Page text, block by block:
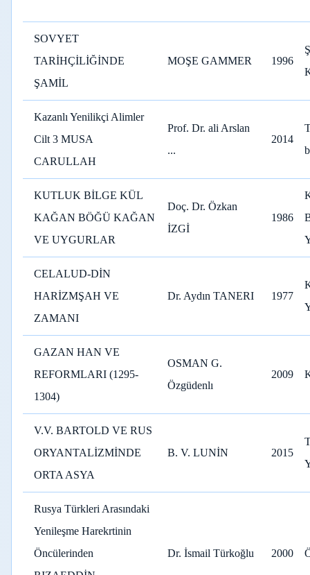
SOVYET
TARİHÇİLİĞİNDE
ŞAMİL
MOŞE GAMMER 1996
Kazanlı Yenilikçi Alimler
Cilt 3 MUSA
CARULLAH
Prof. Dr. ali Arslan
...
2014
KUTLUK BİLGE KÜL
KAĞAN BÖĞÜ KAĞAN
VE UYGURLAR
Doç. Dr. Özkan
İZGİ
1986
CELALUD-DİN
HARİZMŞAH VE
ZAMANI
Dr. Aydın TANERI 1977
GAZAN HAN VE
REFORMLARI (1295-
1304)
OSMAN G.
Özgüdenlı
2009
V.V. BARTOLD VE RUS
ORYANTALİZMİNDE
ORTA ASYA
B. V. LUNİN 2015
Rusya Türkleri Arasındaki
Yenileşme Harekrtinin
Öncülerinden
Dr. İsmail Türkoğlu 2000